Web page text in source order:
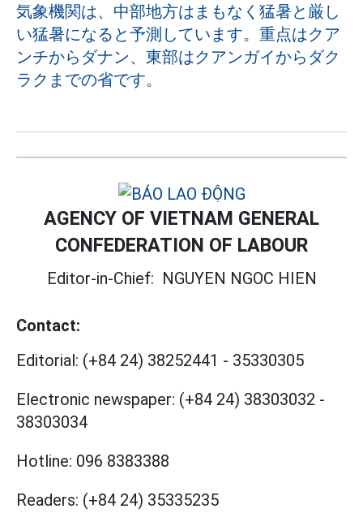
気象機関は、中部地方はまもなく猛暑と厳し
い猛暑になると予測しています。重点はクア
ンチからダナン、東部はクアンガイからダク
ラクまでの省です。
AGENCY OF VIETNAM GENERAL
CONFEDERATION OF LABOUR
Editor-in-Chief: NGUYEN NGOC HIEN
Contact:
Editorial: (+84 24) 38252441 - 35330305
Electronic newspaper: (+84 24) 38303032 -
38303034
Hotline: 096 8383388
Readers: (+84 24) 35335235